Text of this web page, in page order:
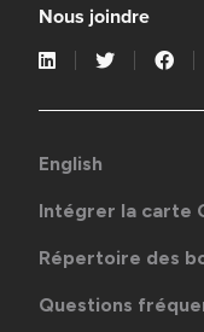
Nous joindre
English
Intégrer la carte
Répertoire des
Questions